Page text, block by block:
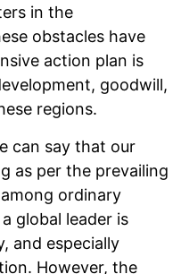
in the
obstacles have
action plan is
goodwill,
regions.
can say that our
as per the prevailing
ordinary
global leader is
and especially
However, the